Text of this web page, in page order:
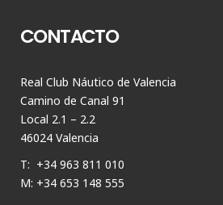
CONTACTO
Real Club Náutico de Valencia
Camino de Canal 91
Local 2.1 – 2.2
46024 Valencia
T: +34 963 811 010
M: +34 653 148 555